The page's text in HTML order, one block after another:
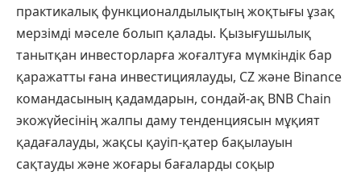
практикалық функционалдылықтың жоқтығы ұзақ
мерзімді мәселе болып қалады. Қызығушылық
танытқан инвесторларға жоғалтуға мүмкіндік бар
қаражатты ғана инвестициялауды, CZ және Binance
командасының қадамдарын, сондай-ақ BNB Chain
экожүйесінің жалпы даму тенденциясын мұқият
қадағалауды, жақсы қауіп-қатер бақылауын
сақтауды және жоғары бағаларды соқыр